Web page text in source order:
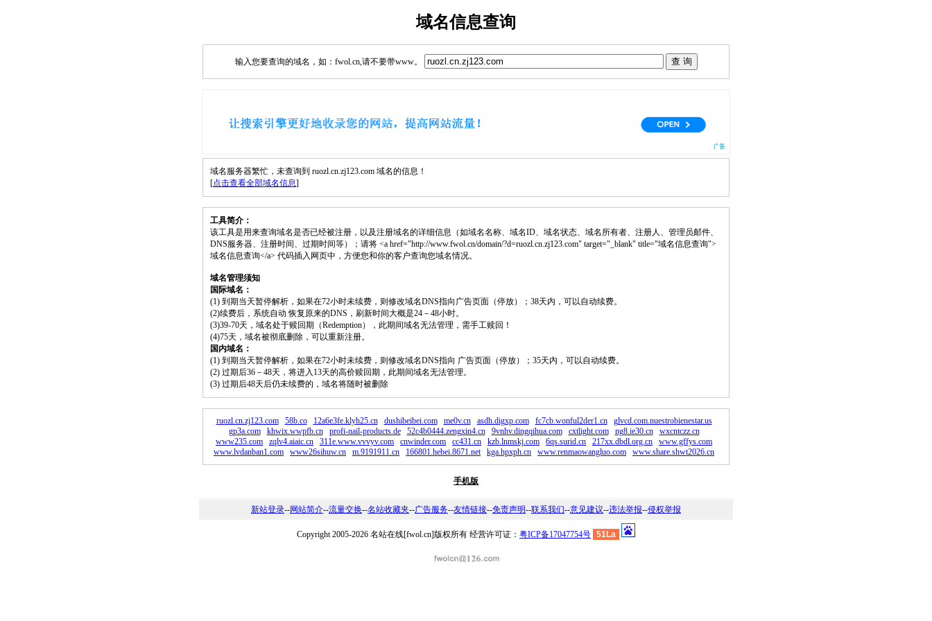
域名信息查询
输入您要查询的域名，如：fwol.cn,请不要带www。
域名服务器繁忙，未查询到 ruozl.cn.zj123.com 域名的信息！
[点击查看全部域名信息]
工具简介：
该工具是用来查询域名是否已经被注册，以及注册域名的详细信息（如域名名称、域名ID、域名状态、域名所有者、注册人、管理员邮件、
DNS服务器、注册时间、过期时间等）；请将 <a href="http://www.fwol.cn/domain/?d=ruozl.cn.zj123.com" target="_blank" title="域名信息查询">
域名信息查询</a> 代码插入网页中，方便您和你的客户查询您域名情况。
域名管理须知
国际域名：
(1) 到期当天暂停解析，如果在72小时未续费，则修改域名DNS指向广告页面（停放）；38天内，可以自动续费。
(2)续费后，系统自动 恢复原来的DNS，刷新时间大概是24－48小时。
(3)39-70天，域名处于赎回期（Redemption），此期间域名无法管理，需手工赎回！
(4)75天，域名被彻底删除，可以重新注册。
国内域名：
(1) 到期当天暂停解析，如果在72小时未续费，则修改域名DNS指向 广告页面（停放）；35天内，可以自动续费。
(2) 过期后36－48天，将进入13天的高价赎回期，此期间域名无法管理。
(3) 过期后48天后仍未续费的，域名将随时被删除
ruozl.cn.zj123.com 58b.co 12a6e3fe.klyh25.cn dushibeibei.com me0v.cn asdh.digxp.com fc7cb.wonful2der1.cn
glvcd.com.nuestrobienestar.us
gp3a.com
khwix.wwpfb.cn profi-nail-products.de 52c4b0444.zengxin4.cn 9vnhv.dingqihua.com cxtlight.com ng8.ie30.cn
wxcntczz.cn
www235.com
zqlv4.aiaic.cn 311e.www.vvvyv.com cnwinder.com cc431.cn kzb.lnmskj.com 6qs.surid.cn 217xx.dbdl.org.cn
www.gffys.com
www.lvdanban1.com
www26sihuw.cn m.9191911.cn 166801.hebei.8671.net kga.hpxph.cn www.renmaowangluo.com www.share.shwt2026.cn
手机版
新站登录--网站简介--流量交换--名站收藏夹--广告服务--友情链接--免责声明--联系我们--意见建议--违法举报--侵权举报
Copyright 2005-2026 名站在线[fwol.cn]版权所有 经营许可证： 粤ICP备17047754号 51La